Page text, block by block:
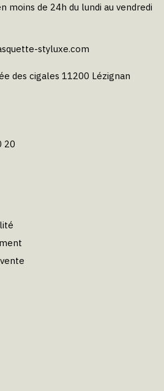
moins de 24h du lundi au vendredi
styluxe.com
des cigales 11200 Lézignan
20